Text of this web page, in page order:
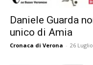
Daniele Guarda
unico di Amia
Cronaca di Verona - 26